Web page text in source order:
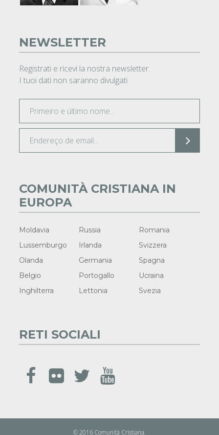
NEWSLETTER
Registrati e ricevi la nostra newsletter.
I tuoi dati non saranno divulgati
COMUNITÀ CRISTIANA IN
EUROPA
Moldavia Russia
Romania
Lussemburgo
Irlanda
Svizzera
Olanda
Germania
Spagna
Belgio
Portogallo
Ucraina
Inghilterra
Lettonia Svezia
RETI SOCIALI
© 2016 Comunità Cristiana.